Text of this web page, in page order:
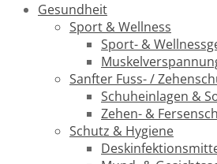
Gesundheit
Sport & Wellness
Sport- &
Sanfter Fuss- /
Schuheinlagen &
Zehen- &
Schutz & Hygiene